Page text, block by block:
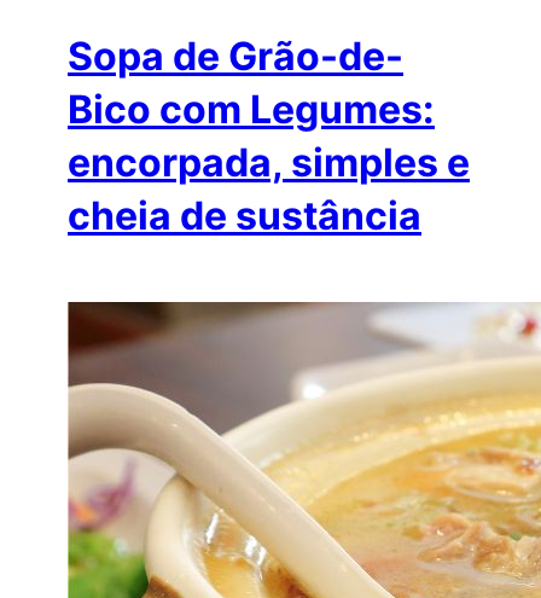
Sopa de Grão-de-
Bico com Legumes:
encorpada, simples e
cheia de sustância